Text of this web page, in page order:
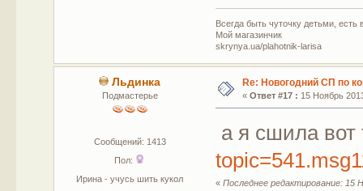
Всегда быть чуточку детьми,
Мой магазинчик
skrynya.ua/plahotnik-larisa
Льдинка
Подмастерье
Сообщений: 1413
Пол:
Ирина - учусь шить кукол
Re: Новогодний СП по
« Ответ #17 : 15 Ноябрь
а я сшила вот
«Последнее редактирование: 15